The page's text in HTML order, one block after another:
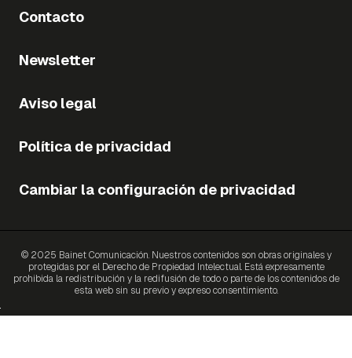
Contacto
Newsletter
Aviso legal
Política de privacidad
Cambiar la configuración de privacidad
© 2025 Bainet Comunicación. Nuestros contenidos son obras originales y
protegidas por el Derecho de Propiedad Intelectual. Está expresamente
prohibida la redistribución y la redifusión de todo o parte de los contenidos de
esta web sin su previo y expreso consentimiento.